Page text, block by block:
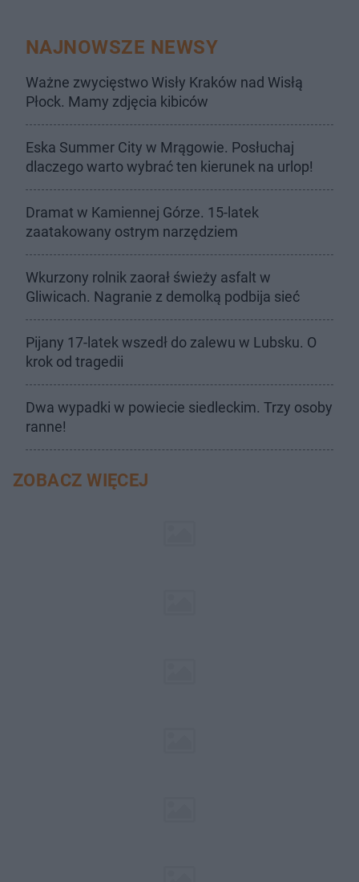
NAJNOWSZE NEWSY
Ważne zwycięstwo Wisły Kraków nad Wisłą
Płock. Mamy zdjęcia kibiców
Eska Summer City w Mrągowie. Posłuchaj
dlaczego warto wybrać ten kierunek na urlop!
Dramat w Kamiennej Górze. 15-latek
zaatakowany ostrym narzędziem
Wkurzony rolnik zaorał świeży asfalt w
Gliwicach. Nagranie z demolką podbija sieć
Pijany 17-latek wszedł do zalewu w Lubsku. O
krok od tragedii
Dwa wypadki w powiecie siedleckim. Trzy osoby
ranne!
ZOBACZ WIĘCEJ